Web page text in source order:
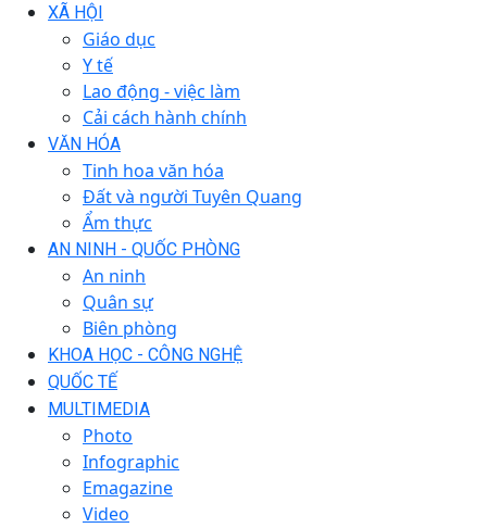
XÃ HỘI
Giáo dục
Y tế
Lao động - việc làm
Cải cách hành chính
VĂN HÓA
Tinh hoa văn hóa
Đất và người Tuyên Quang
Ẩm thực
AN NINH - QUỐC PHÒNG
An ninh
Quân sự
Biên phòng
KHOA HỌC - CÔNG NGHỆ
QUỐC TẾ
MULTIMEDIA
Photo
Infographic
Emagazine
Video